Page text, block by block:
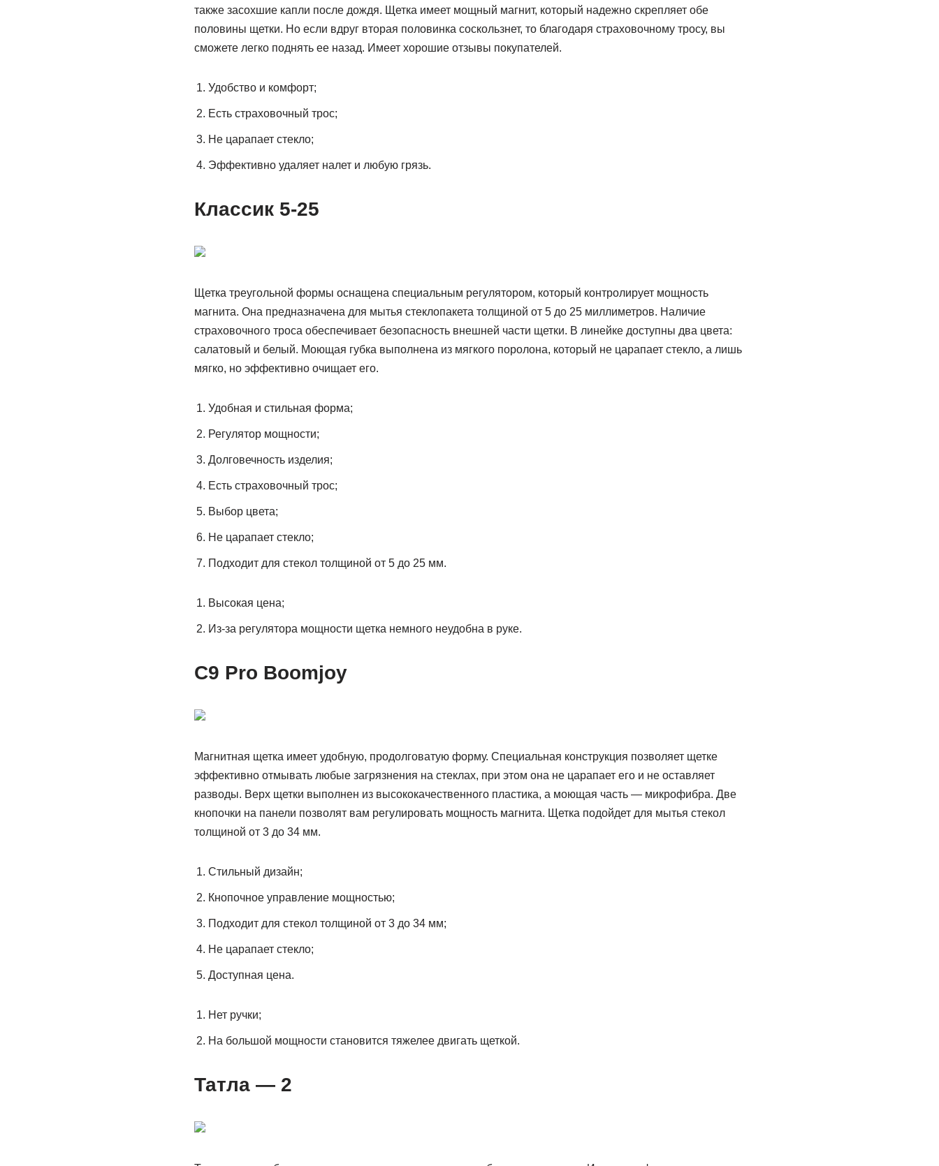
также засохшие капли после дождя. Щетка имеет мощный магнит, который надежно скрепляет обе
половины щетки. Но если вдруг вторая половинка соскользнет, то благодаря страховочному тросу, вы
сможете легко поднять ее назад. Имеет хорошие отзывы покупателей.
Удобство и комфорт;
Есть страховочный трос;
Не царапает стекло;
Эффективно удаляет налет и любую грязь.
Классик 5-25
Щетка треугольной формы оснащена специальным регулятором, который контролирует мощность
магнита. Она предназначена для мытья стеклопакета толщиной от 5 до 25 миллиметров. Наличие
страховочного троса обеспечивает безопасность внешней части щетки. В линейке доступны два цвета:
салатовый и белый. Моющая губка выполнена из мягкого поролона, который не царапает стекло, а лишь
мягко, но эффективно очищает его.
Удобная и стильная форма;
Регулятор мощности;
Долговечность изделия;
Есть страховочный трос;
Выбор цвета;
Не царапает стекло;
Подходит для стекол толщиной от 5 до 25 мм.
Высокая цена;
Из-за регулятора мощности щетка немного неудобна в руке.
C9 Pro Boomjoy
Магнитная щетка имеет удобную, продолговатую форму. Специальная конструкция позволяет щетке
эффективно отмывать любые загрязнения на стеклах, при этом она не царапает его и не оставляет
разводы. Верх щетки выполнен из высококачественного пластика, а моющая часть — микрофибра. Две
кнопочки на панели позволят вам регулировать мощность магнита. Щетка подойдет для мытья стекол
толщиной от 3 до 34 мм.
Стильный дизайн;
Кнопочное управление мощностью;
Подходит для стекол толщиной от 3 до 34 мм;
Не царапает стекло;
Доступная цена.
Нет ручки;
На большой мощности становится тяжелее двигать щеткой.
Татла — 2